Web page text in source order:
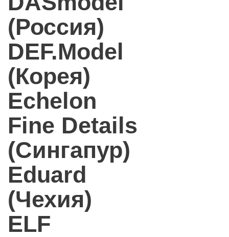
(Россия)
DEF.Model
(Корея)
Echelon
Fine Details
(Сингапур)
Eduard
(Чехия)
ELF